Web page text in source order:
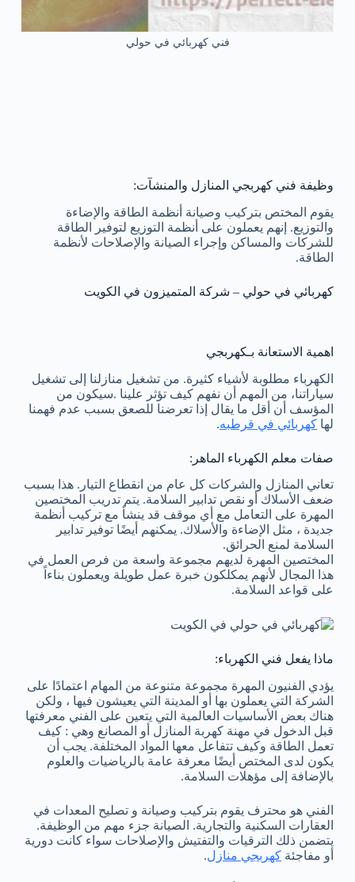
فني كهربائي في حولي
وظيفة فني كهربجي المنازل والمنشآت:
يقوم المختص بتركيب وصيانة أنظمة الطاقة والإضاءة
والتوزيع. إنهم يعملون على أنظمة التوزيع لتوفير الطاقة
للشركات والمساكن وإجراء الصيانة والإصلاحات لأنظمة
الطاقة.
كهربائي في حولي – شركة المتميزون في الكويت
اهمية الاستعانة بـكهربجي
الكهرباء مطلوبة لأشياء كثيرة. من تشغيل منازلنا إلى تشغيل
سياراتنا، من المهم أن نفهم كيف تؤثر علينا .سيكون من
المؤسف أن أقل ما يقال إذا تعرضنا للصعق بسبب عدم فهمنا
لها كهربائي في قرطبه.
صفات معلم الكهرباء الماهر:
تعاني المنازل والشركات كل عام من انقطاع التيار. هذا بسبب
ضعف الأسلاك أو نقص تدابير السلامة. يتم تدريب المختصين
المهرة على التعامل مع أي موقف قد ينشأ مع تركيب أنظمة
جديدة ، مثل الإضاءة والأسلاك. يمكنهم أيضًا توفير تدابير
السلامة لمنع الحرائق.
المختصين المهرة لديهم مجموعة واسعة من فرص العمل في
هذا المجال لأنهم يمكلكون خبرة عمل طويلة ويعملون بناءاً
على قواعد السلامة.
ماذا يفعل فني الكهرباء:
يؤدي الفنيون المهرة مجموعة متنوعة من المهام اعتمادًا على
الشركة التي يعملون بها أو المدينة التي يعيشون فيها ، ولكن
هناك بعض الأساسيات العالمية التي يتعين على الفني معرفتها
قبل الدخول في مهنة كهربة المنازل أو المصانع وهي : كيف
تعمل الطاقة وكيف تتفاعل معها المواد المختلفة. يجب أن
يكون لدى المختص أيضًا معرفة عامة بالرياضيات والعلوم
بالإضافة إلى مؤهلات السلامة.
الفني هو محترف يقوم بتركيب وصيانة و تصليح المعدات في
العقارات السكنية والتجارية. الصيانة جزء مهم من الوظيفة.
يتضمن ذلك الترقيات والتفتيش والإصلاحات سواء كانت دورية
أو مفاجئة كهربجي منازل.